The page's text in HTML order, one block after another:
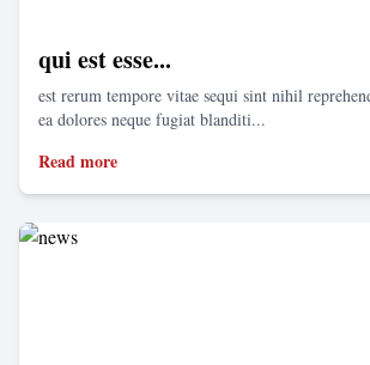
qui est esse...
est rerum tempore vitae sequi sint nihil
ea dolores neque fugiat blanditi...
Read more